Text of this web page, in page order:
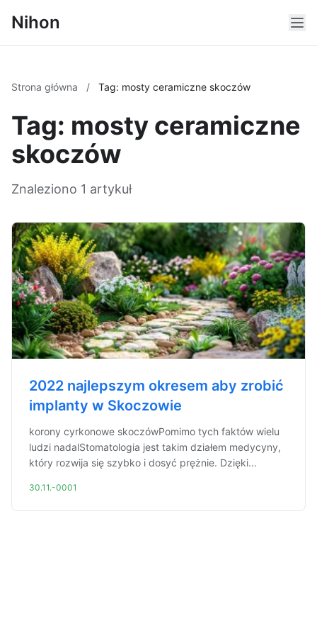
Nihon
Strona główna / Tag: mosty ceramiczne skoczów
Tag: mosty ceramiczne
skoczów
Znaleziono 1 artykuł
2022 najlepszym okresem aby zrobić
implanty w Skoczowie
korony cyrkonowe skoczówPomimo tych faktów wielu
ludzi nadalStomatologia jest takim działem medycyny,
który rozwija się szybko i dosyć prężnie. Dzięki...
30.11.-0001